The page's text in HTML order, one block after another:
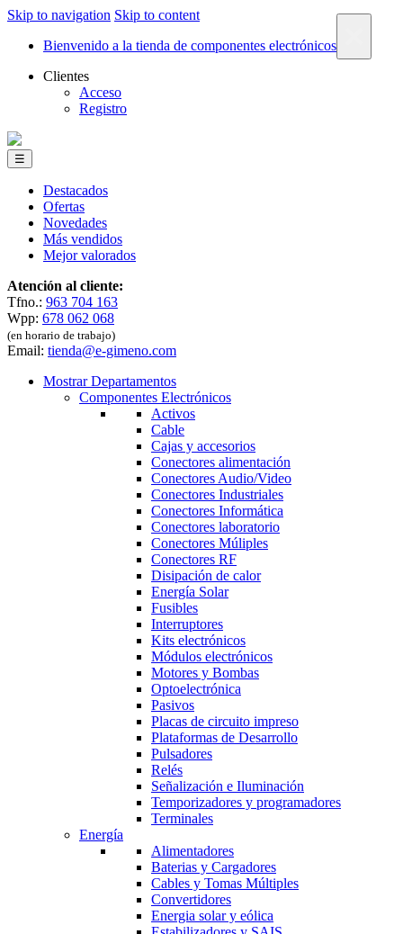
Skip to navigation Skip to content
Bienvenido a la tienda de componentes electrónicos
Clientes
Acceso
Registro
☰
Destacados
Ofertas
Novedades
Más vendidos
Mejor valorados
Atención al cliente:
Tfno.: 963 704 163
Wpp: 678 062 068
(en horario de trabajo)
Email: tienda@e-gimeno.com
Mostrar Departamentos
Componentes Electrónicos
Activos
Cable
Cajas y accesorios
Conectores alimentación
Conectores Audio/Video
Conectores Industriales
Conectores Informática
Conectores laboratorio
Conectores Múliples
Conectores RF
Disipación de calor
Energía Solar
Fusibles
Interruptores
Kits electrónicos
Módulos electrónicos
Motores y Bombas
Optoelectrónica
Pasivos
Placas de circuito impreso
Plataformas de Desarrollo
Pulsadores
Relés
Señalización e Iluminación
Temporizadores y programadores
Terminales
Energía
Alimentadores
Baterias y Cargadores
Cables y Tomas Múltiples
Convertidores
Energia solar y eólica